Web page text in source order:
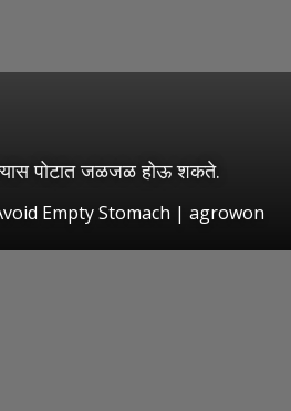
पोटात जळजळ होऊ शकते.
Empty Stomach | agrowon